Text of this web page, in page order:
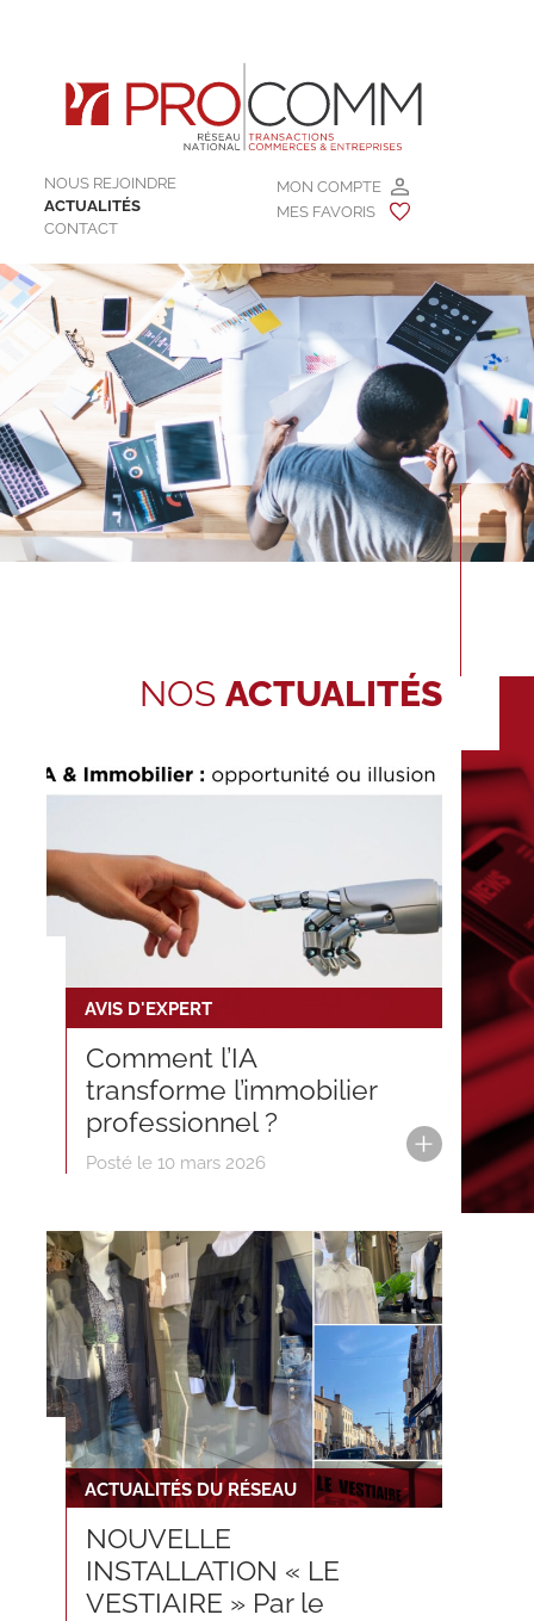
MON COMPTE
MES FAVORIS
NOUS REJOINDRE
ACTUALITÉS
CONTACT
NOS ACTUALITÉS
AVIS D'EXPERT
Comment l’IA
transforme l’immobilier
professionnel ?
Posté le 10 mars 2026
ACTUALITÉS DU RÉSEAU
NOUVELLE
INSTALLATION « LE
VESTIAIRE » Par le